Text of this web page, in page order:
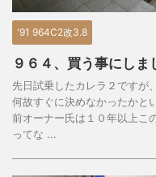
'91 964C2改3.8
９６４、買う事にしま
先日試乗したカレラ２ですが
何故すぐに決めなかったかと
前オーナー氏は１０年以上こ
ってな ...